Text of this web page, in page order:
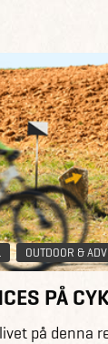
OUTDOOR &
PÅ
på denna